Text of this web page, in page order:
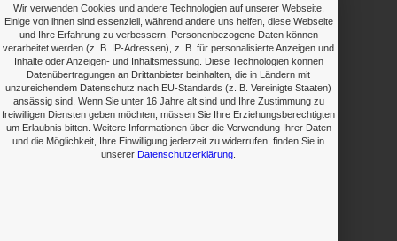
Wir verwenden Cookies und andere Technologien auf unserer Webseite.
Einige von ihnen sind essenziell, während andere uns helfen, diese Webseite
und Ihre Erfahrung zu verbessern. Personenbezogene Daten können
verarbeitet werden (z. B. IP-Adressen), z. B. für personalisierte Anzeigen und
Inhalte oder Anzeigen- und Inhaltsmessung. Diese Technologien können
Datenübertragungen an Drittanbieter beinhalten, die in Ländern mit
unzureichendem Datenschutz nach EU-Standards (z. B. Vereinigte Staaten)
ansässig sind. Wenn Sie unter 16 Jahre alt sind und Ihre Zustimmung zu
freiwilligen Diensten geben möchten, müssen Sie Ihre Erziehungsberechtigten
um Erlaubnis bitten. Weitere Informationen über die Verwendung Ihrer Daten
und die Möglichkeit, Ihre Einwilligung jederzeit zu widerrufen, finden Sie in
unserer Datenschutzerklärung